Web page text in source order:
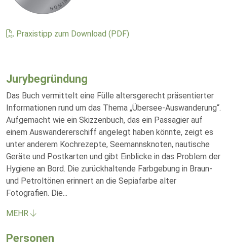
Praxistipp zum Download (PDF)
Jurybegründung
Das Buch vermittelt eine Fülle altersgerecht präsentierter
Informationen rund um das Thema „Übersee-Auswanderung“.
Aufgemacht wie ein Skizzenbuch, das ein Passagier auf
einem Auswandererschiff angelegt haben könnte, zeigt es
unter anderem Kochrezepte, Seemannsknoten, nautische
Geräte und Postkarten und gibt Einblicke in das Problem der
Hygiene an Bord. Die zurückhaltende Farbgebung in Braun-
und Petroltönen erinnert an die Sepiafarbe alter
Fotografien. Die...
MEHR
Personen